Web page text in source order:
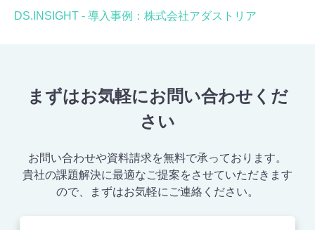
DS.INSIGHT - 導入事例：株式会社アダストリア
まずはお気軽にお問い合わせくだ
さい
お問い合わせや資料請求を無料で承っております。
貴社の課題解決に最適なご提案をさせていただきます
ので、まずはお気軽にご連絡ください。